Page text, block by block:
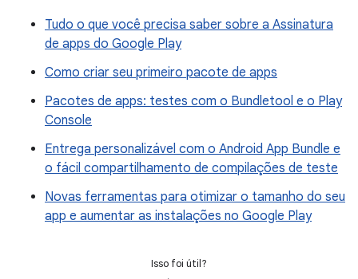
Tudo o que você precisa saber sobre a Assinatura
de apps do Google Play
Como criar seu primeiro pacote de apps
Pacotes de apps: testes com o Bundletool e o Play
Console
Entrega personalizável com o Android App Bundle e
o fácil compartilhamento de compilações de teste
Novas ferramentas para otimizar o tamanho do seu
app e aumentar as instalações no Google Play
Isso foi útil?